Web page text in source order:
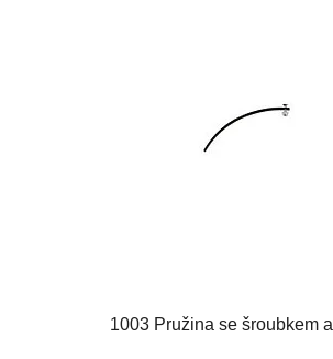
1003 Pružina se šroubkem